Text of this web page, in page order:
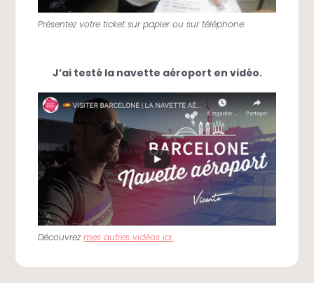
Présentez votre ticket sur papier ou sur téléphone.
J’ai testé la navette aéroport en vidéo.
Découvrezmes autres vidéos ici.